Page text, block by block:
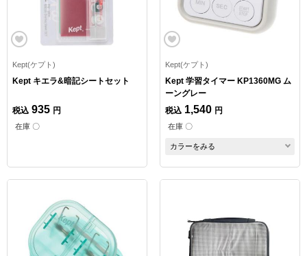
Kept(ケプト)
Kept キエラ&暗記シートセット
税込 935 円
在庫 〇
Kept(ケプト)
Kept 学習タイマー KP1360MG ム
ーングレー
税込 1,540 円
在庫 〇
カラーをみる